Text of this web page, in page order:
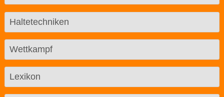
Haltetechniken
Wettkampf
Lexikon